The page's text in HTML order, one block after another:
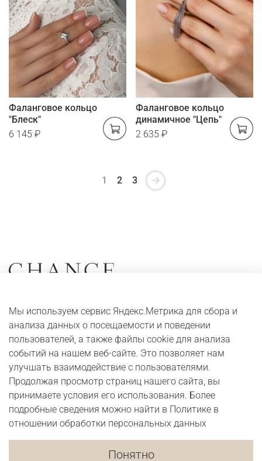
Фаланговое кольцо
"Блеск"
6 145 ₽
Фаланговое кольцо
динамичное "Цепь"
2 635 ₽
1 2 3
Серьги
Кольца
Колье
Браслеты
Адреса и контакты
Оплата и доставка
Digital журнал
Бонусная программа
Мы используем сервис Яндекс.Метрика для сбора и
анализа данных о посещаемости и поведении
пользователей, а также файлы cookie для анализа
событий на нашем веб-сайте. Это позволяет нам
улучшать взаимодействие с пользователями.
Продолжая просмотр страниц нашего сайта, вы
принимаете условия его использования. Более
подробные сведения можно найти в Политике в
отношении обработки персональных данных
Понятно